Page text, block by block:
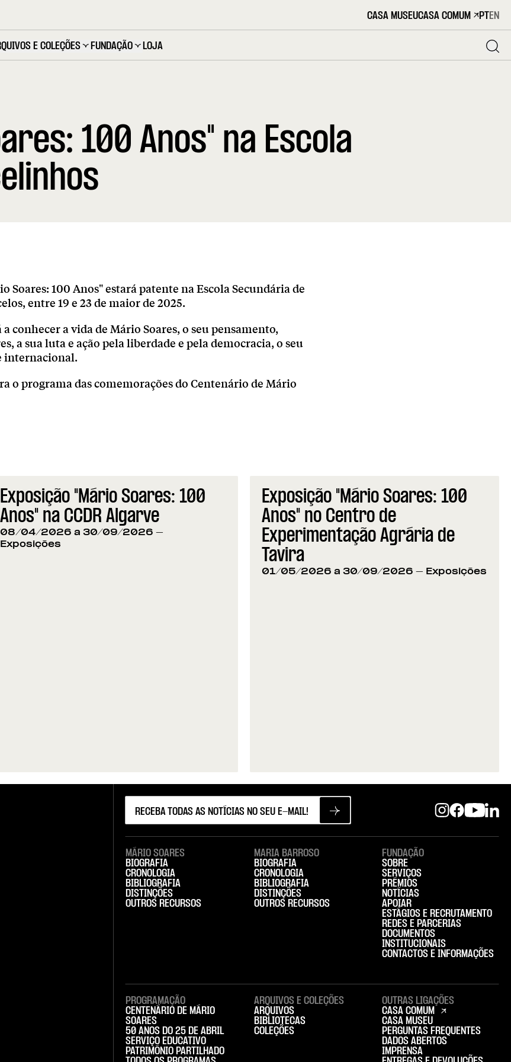
CASA MUSEUCASA COMUM PTEN
E COLEÇÕES FUNDAÇÃO LOJA
100 Anos" na Escola
Soares: 100 Anos" estará patente na Escola Secundária de
entre 19 e 23 de maior de 2025.
a conhecer a vida de Mário Soares, o seu pensamento,
a sua luta e ação pela liberdade e pela democracia, o seu
internacional.
o programa das comemorações do Centenário de Mário
Exposição "Mário Soares: 100
Anos" na CCDR Algarve
08/04/2026 a 30/09/2026 -
Exposições
Exposição "Mário Soares: 100
Anos" no Centro de
Experimentação Agrária de
Tavira
01/05/2026 a 30/09/2026 - Exposições
MÁRIO SOARES
BIOGRAFIA
CRONOLOGIA
BIBLIOGRAFIA
DISTINÇÕES
OUTROS RECURSOS
MARIA BARROSO
BIOGRAFIA
CRONOLOGIA
BIBLIOGRAFIA
DISTINÇÕES
OUTROS RECURSOS
FUNDAÇÃO
SOBRE
SERVIÇOS
PRÉMIOS
NOTÍCIAS
APOIAR
ESTÁGIOS E RECRUTAMENTO
REDES E PARCERIAS
DOCUMENTOS
INSTITUCIONAIS
CONTACTOS E INFORMAÇÕES
PROGRAMAÇÃO
CENTENÁRIO DE MÁRIO
SOARES
50 ANOS DO 25 DE ABRIL
SERVIÇO EDUCATIVO
PATRIMÓNIO PARTILHADO
ARQUIVOS E COLEÇÕES
ARQUIVOS
BIBLIOTECAS
COLEÇÕES
OUTRAS LIGAÇÕES
CASA COMUM
CASA MUSEU
PERGUNTAS FREQUENTES
DADOS ABERTOS
IMPRENSA